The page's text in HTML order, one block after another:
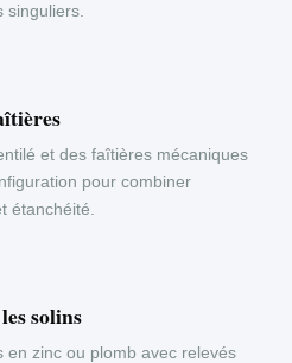
singuliers.
et des faîtières mécaniques
pour combiner
étanchéité.
solins
en zinc ou plomb avec relevés